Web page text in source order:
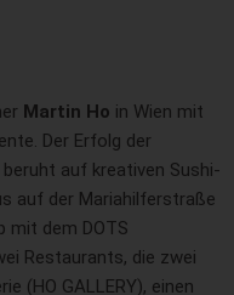
Martin Ho in Wien mit
Der Erfolg der
auf kreativen Sushi-
auf der Mariahilferstraße
mit dem DOTS
Restaurants, die zwei
(HO GALLERY), einen